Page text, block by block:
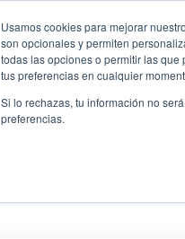
Usamos cookies para mejorar
son opcionales y permiten
todas las opciones o permitir las
tus preferencias en cualquier
Si lo rechazas, tu información no
preferencias.